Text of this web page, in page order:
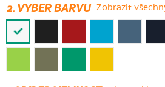
2. VYBER BARVU Zobrazit